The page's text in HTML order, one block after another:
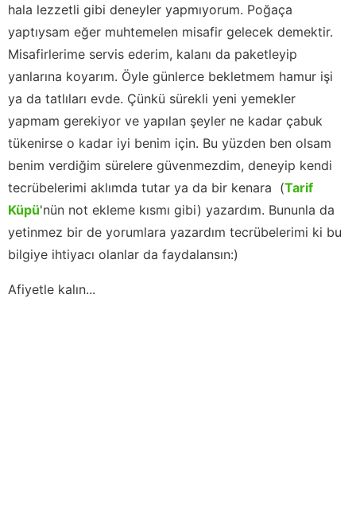
hala lezzetli gibi deneyler yapmıyorum. Poğaça
yaptıysam eğer muhtemelen misafir gelecek demektir.
Misafirlerime servis ederim, kalanı da paketleyip
yanlarına koyarım. Öyle günlerce bekletmem hamur işi
ya da tatlıları evde. Çünkü sürekli yeni yemekler
yapmam gerekiyor ve yapılan şeyler ne kadar çabuk
tükenirse o kadar iyi benim için. Bu yüzden ben olsam
benim verdiğim sürelere güvenmezdim, deneyip kendi
tecrübelerimi aklımda tutar ya da bir kenara (Tarif
Küpü'nün not ekleme kısmı gibi) yazardım. Bununla da
yetinmez bir de yorumlara yazardım tecrübelerimi ki bu
bilgiye ihtiyacı olanlar da faydalansın:)
Afiyetle kalın...